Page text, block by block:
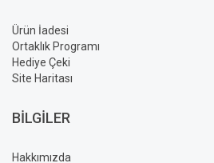
Ürün İadesi
Ortaklık Programı
Hediye Çeki
Site Haritası
BILGILER
Hakkımızda